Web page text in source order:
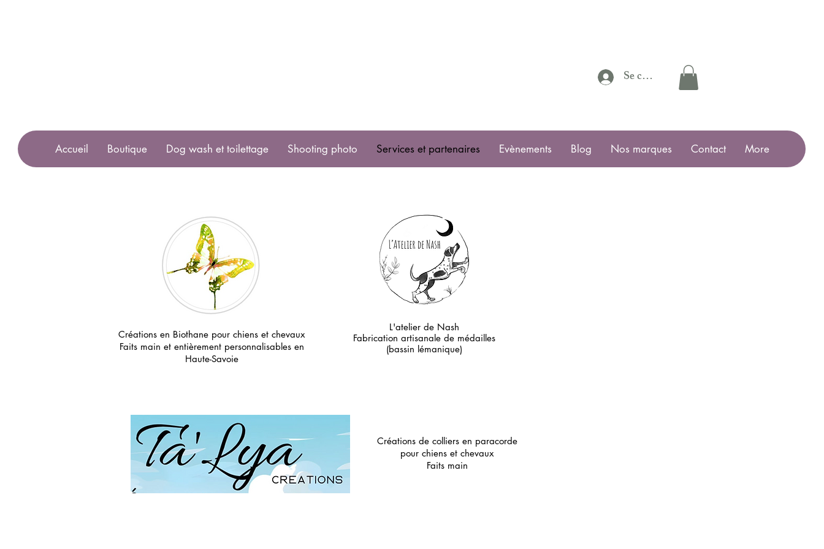
Se connecter
Accueil Boutique Dog wash et toilettage Shooting photo Services et partenaires Evènements Blog Nos marques Contact More
Créations en Biothane pour chiens et chevaux
Faits main et entièrement personnalisables en
Haute-Savoie
L'atelier de Nash
Fabrication artisanale de médailles
(bassin lémanique)
Créations de colliers en paracorde
pour chiens et chevaux
Faits main